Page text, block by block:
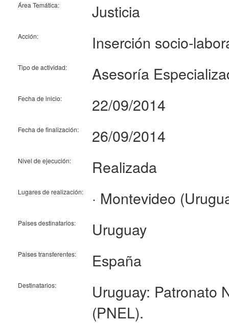
Área Temática: Justicia
Acción: Inserción socio-
Tipo de actividad: Asesoría
Fecha de inicio: 22/09/2014
Fecha de finalización: 26/09/2014
Nivel de ejecución: Realizada
Lugares de realización: · Montevideo
Paises destinatarios: Uruguay
Paises transferentes: España
Destinatarios:
Uruguay: Patronato
(PNEL).